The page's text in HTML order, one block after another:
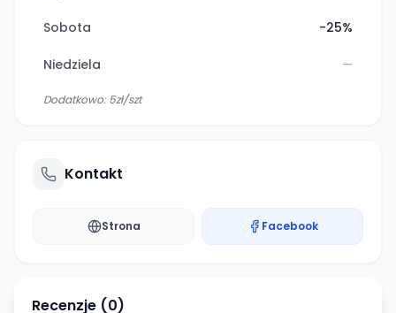
Sobota -25%
Niedziela —
Dodatkowo:5zł/szt
Kontakt
Strona Facebook
Recenzje (0)